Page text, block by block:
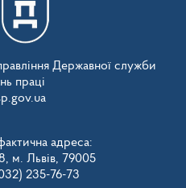
Державної служби
праці
адреса:
м. Львів, 79005
235-76-73